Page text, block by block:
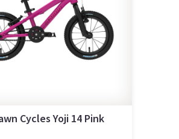
Cycles Yoji 14 Pink